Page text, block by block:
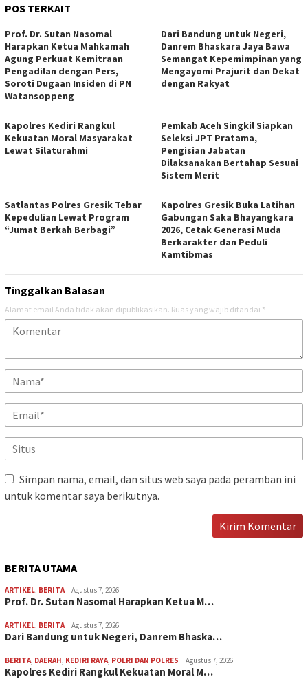
POS TERKAIT
Prof. Dr. Sutan Nasomal
Harapkan Ketua Mahkamah
Agung Perkuat Kemitraan
Pengadilan dengan Pers,
Soroti Dugaan Insiden di PN
Watansoppeng
Dari Bandung untuk Negeri,
Danrem Bhaskara Jaya Bawa
Semangat Kepemimpinan yang
Mengayomi Prajurit dan Dekat
dengan Rakyat
Kapolres Kediri Rangkul
Kekuatan Moral Masyarakat
Lewat Silaturahmi
Pemkab Aceh Singkil Siapkan
Seleksi JPT Pratama,
Pengisian Jabatan
Dilaksanakan Bertahap Sesuai
Sistem Merit
Satlantas Polres Gresik Tebar
Kepedulian Lewat Program
“Jumat Berkah Berbagi”
Kapolres Gresik Buka Latihan
Gabungan Saka Bhayangkara
2026, Cetak Generasi Muda
Berkarakter dan Peduli
Kamtibmas
Tinggalkan Balasan
Alamat email Anda tidak akan dipublikasikan. Ruas yang wajib ditandai *
Simpan nama, email, dan situs web saya pada peramban ini
untuk komentar saya berikutnya.
BERITA UTAMA
ARTIKEL BERITA Agustus 7, 2026
Prof. Dr. Sutan Nasomal Harapkan Ketua M…
ARTIKEL BERITA Agustus 7, 2026
Dari Bandung untuk Negeri, Danrem Bhaska…
BERITA DAERAH KEDIRI RAYA POLRI DAN POLRES Agustus 7, 2026
Kapolres Kediri Rangkul Kekuatan Moral M…